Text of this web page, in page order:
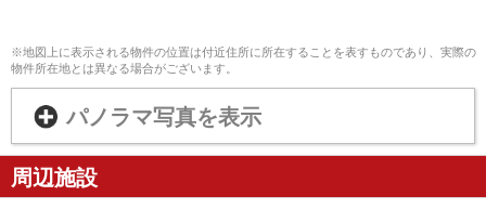
※地図上に表示される物件の位置は付近住所に所在することを表すものであり、実際の
物件所在地とは異なる場合がございます。
パノラマ写真を表示
周辺施設